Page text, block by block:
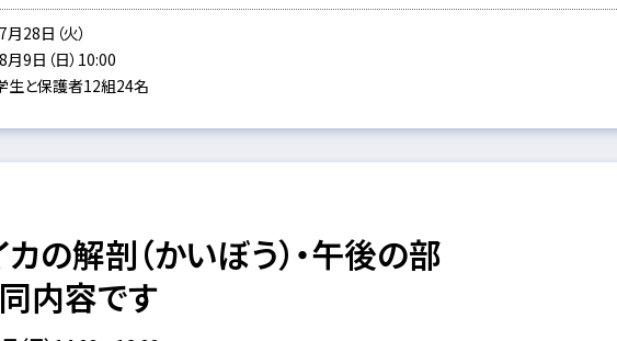
28日（火）
9日（日）10:00
生と保護者12組24名
カの解剖（かいぼう）・午後の部
内容です